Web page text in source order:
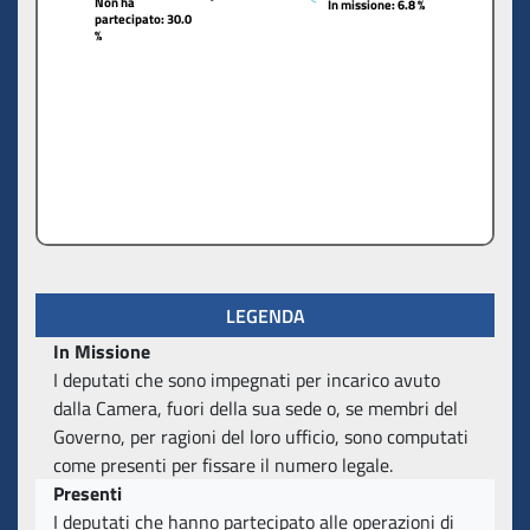
In missione: 6.8 %
In missione: 6.8 %
partecipato: 30.0
%
partecipato: 30.0
%
LEGENDA
In Missione
I deputati che sono impegnati per incarico avuto
dalla Camera, fuori della sua sede o, se membri del
Governo, per ragioni del loro ufficio, sono computati
come presenti per fissare il numero legale.
Presenti
I deputati che hanno partecipato alle operazioni di